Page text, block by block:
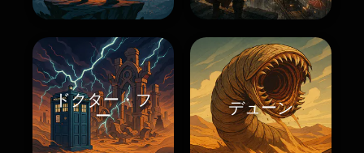
ドクター・フ
ー
デューン